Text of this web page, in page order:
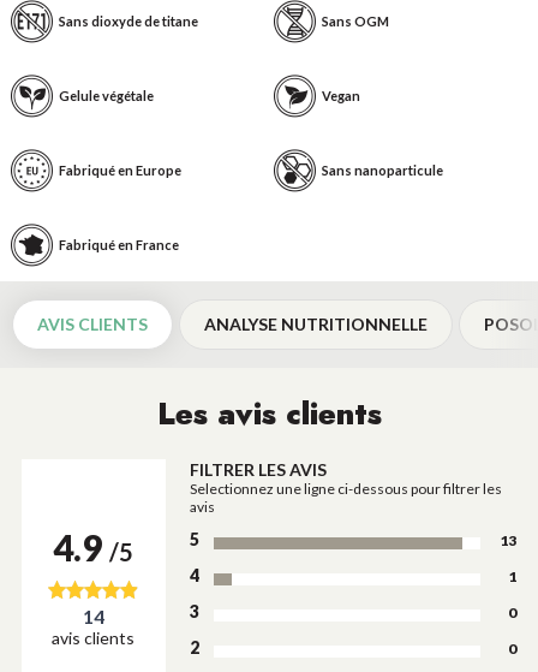
Sans dioxyde de titane Sans OGM
Gelule végétale Vegan
Fabriqué en Europe Sans nanoparticule
Fabriqué en France
AVIS CLIENTS ANALYSE NUTRITIONNELLE
Les avis clients
4.9 /5
14
avis clients
FILTRER LES AVIS
Selectionnez une ligne ci-dessous pour filtrer les
avis
5 13
4 1
3 0
2 0